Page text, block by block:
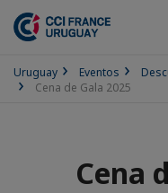
Uruguay Eventos
Cena de Gala 2025
Cena